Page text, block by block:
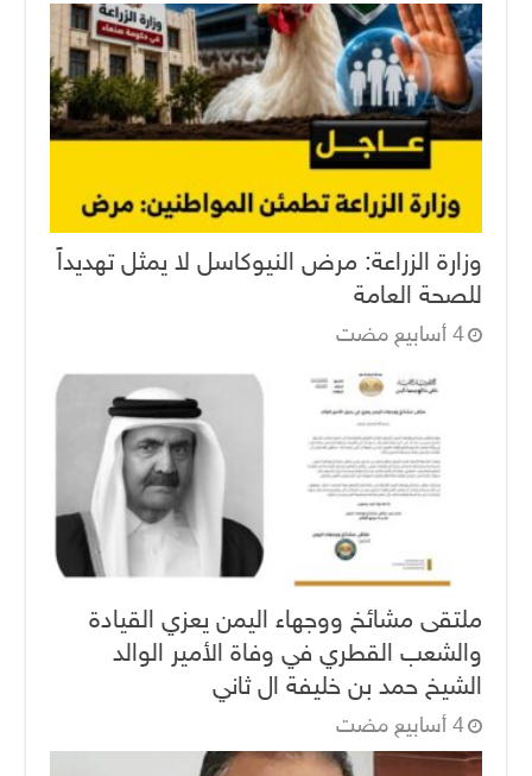
وزارة الزراعة: مرض النيوكاسل لا يمثل تهديداً
للصحة العامة
‏4 أسابيع مضت
ملتقى مشائخ ووجهاء اليمن يعزي القيادة
والشعب القطري في وفاة الأمير الوالد
الشيخ حمد بن خليفة ال ثاني
‏4 أسابيع مضت